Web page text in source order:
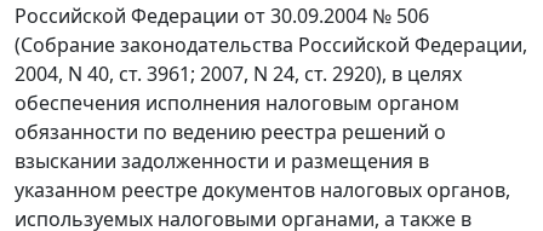
Российской Федерации от 30.09.2004 № 506
(Собрание законодательства Российской Федерации,
2004, N 40, ст. 3961; 2007, N 24, ст. 2920), в целях
обеспечения исполнения налоговым органом
обязанности по ведению реестра решений о
взыскании задолженности и размещения в
указанном реестре документов налоговых органов,
используемых налоговыми органами, а также в